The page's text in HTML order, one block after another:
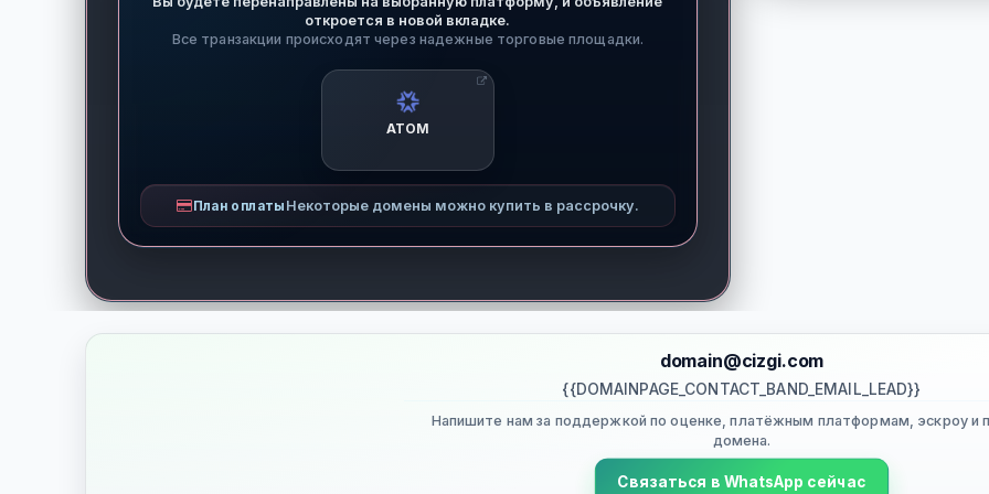
откроется в новой вкладке.
Все транзакции происходят через надежные торговые площадки.
ATOM
План оплаты Некоторые домены можно купить в рассрочку.
domain@cizgi.com
{{DOMAINPAGE_CONTACT_BAND_EMAIL_LEAD}}
Напишите нам за поддержкой по оценке, платёжным платформам, эскроу и
домена.
Связаться в WhatsApp сейчас